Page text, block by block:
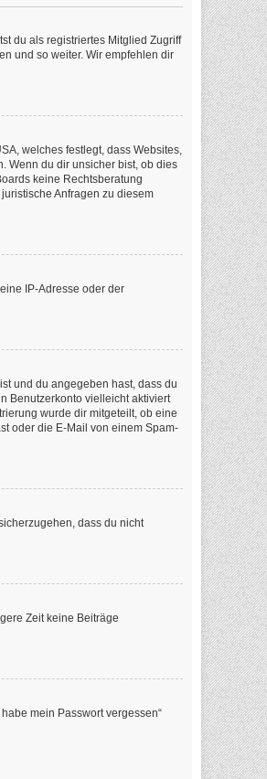
du als registriertes Mitglied Zugriff
und so weiter. Wir empfehlen dir
welches festlegt, dass Websites,
Wenn du dir unsicher bist, ob dies
keine Rechtsberatung
Anfragen zu diesem
IP-Adresse oder der
und du angegeben hast, dass du
Benutzerkonto vielleicht aktiviert
wurde dir mitgeteilt, ob eine
oder die E-Mail von einem Spam-
dass du nicht
Zeit keine Beiträge
mein Passwort vergessen“